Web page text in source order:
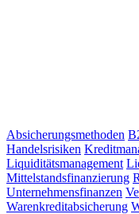
Absicherungsmethoden
Handelsrisiken
Liquiditätsmanagement
Mittelstandsfinanzierung
Unternehmensfinanzen
Warenkreditabsicherung